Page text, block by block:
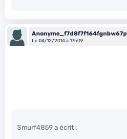
Anonyme_f7d8f7f164fgnbw67p
Le 04/12/2014 à 17h09
Smurf4859 a écrit :